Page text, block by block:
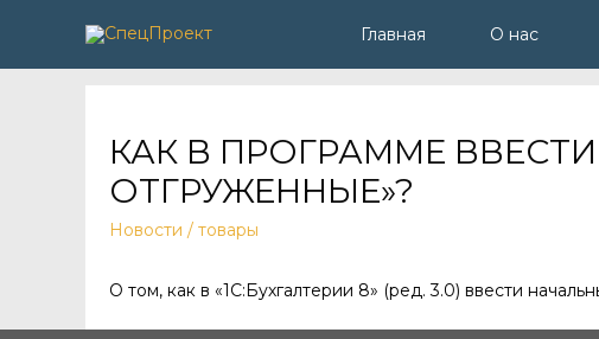
Главная О нас
КАК В ПРОГРАММЕ
ОТГРУЖЕННЫЕ»?
Новости / товары
О том, как в «1С:Бухгалтерии 8» (ред. 3.0) ввести